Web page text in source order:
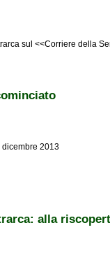
sul <<Corriere della
dicembre 2013
alla